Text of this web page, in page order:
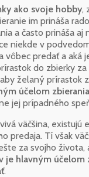
ako svoje hobby,
im prináša
a často prináša
niekde v
vôbec predať a
do zbierky
želaný prírastok
účelom
jej prípadného
väčšina,
predaja. Tí však
za svojho
je hlavným
.